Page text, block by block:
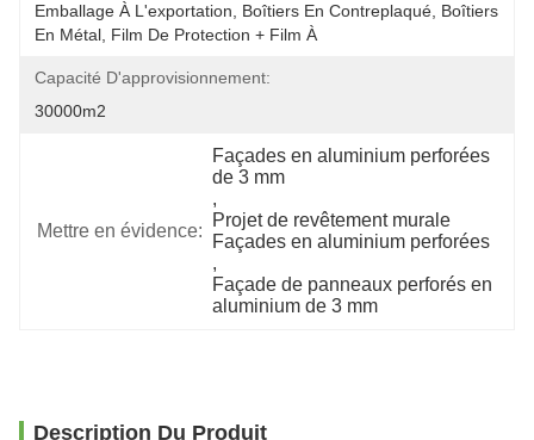
Emballage À L'exportation, Boîtiers En Contreplaqué, Boîtiers
En Métal, Film De Protection + Film À
Capacité D'approvisionnement:
30000m2
Mettre en évidence:
Façades en aluminium perforées
de 3 mm
,
Projet de revêtement murale
Façades en aluminium perforées
,
Façade de panneaux perforés en
aluminium de 3 mm
Description Du Produit